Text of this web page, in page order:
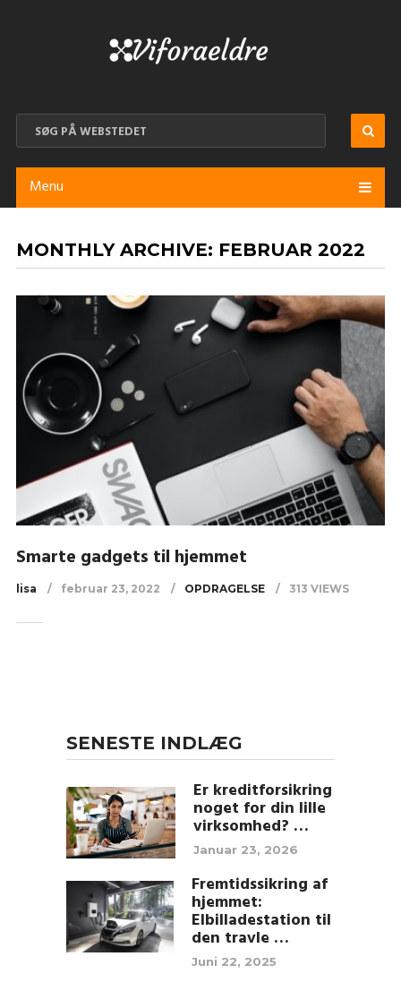
Menu
MONTHLY ARCHIVE: FEBRUAR 2022
Smarte gadgets til hjemmet
lisa februar 23, 2022 OPDRAGELSE 313 VIEWS
SENESTE INDLÆG
Er kreditforsikring
noget for din lille
virksomhed? …
Januar 23, 2026
Fremtidssikring af
hjemmet:
Elbilladestation til
den travle …
Juni 22, 2025